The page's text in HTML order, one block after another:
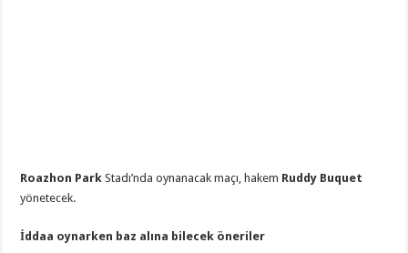
Roazhon Park Stadı’nda oynanacak maçı, hakem Ruddy Buquet
yönetecek.
İddaa oynarken baz alına bilecek öneriler